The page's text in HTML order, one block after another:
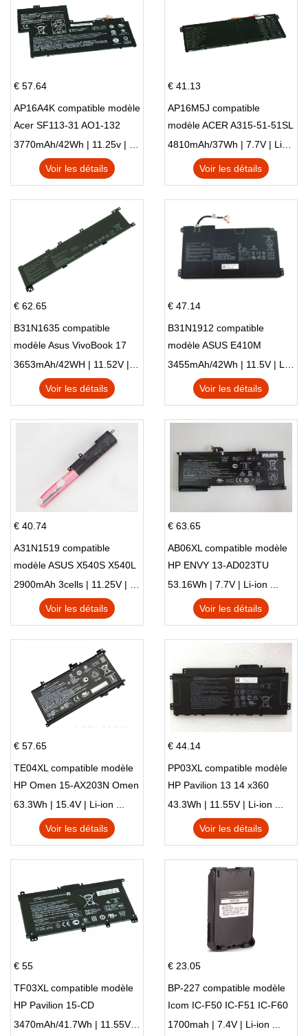
€ 57.64
AP16A4K compatible modèle
Acer SF113-31 AO1-132
NE132
3770mAh/42Wh | 11.25v | Li-ion ...
Voir les détails
€ 41.13
AP16M5J compatible
modèle ACER A315-51-51SL
N17Q1 SERIES
4810mAh/37Wh | 7.7V | Li-ion ...
Voir les détails
€ 62.65
B31N1635 compatible
modèle Asus VivoBook 17
X705NC X705UA X705UV
X705UN X705UD
3653mAh/42WH | 11.52V | Li-ion ...
Voir les détails
€ 47.14
B31N1912 compatible
modèle ASUS E410M
E410MA L410MA
3455mAh/42Wh | 11.5V | Li-ion ...
Voir les détails
€ 40.74
A31N1519 compatible
modèle ASUS X540S X540L
X540LA-SI302 X540SA
X540S
2900mAh 3cells | 11.25V | Li-ion ...
Voir les détails
€ 63.65
AB06XL compatible modèle
HP ENVY 13-AD023TU
HSTNN-DB8C 921438-855
TPN-I128
53.16Wh | 7.7V | Li-ion ...
Voir les détails
€ 57.65
TE04XL compatible modèle
HP Omen 15-AX203N Omen
15 Series Pavilion 15 Series
63.3Wh | 15.4V | Li-ion ...
Voir les détails
€ 44.14
PP03XL compatible modèle
HP Pavilion 13 14 x360
L83388-AC1 L83388-421
HSTNN-LB8S M01118-421
M01144-005 13-BB 14-DV
43.3Wh | 11.55V | Li-ion ...
Voir les détails
€ 55
TF03XL compatible modèle
HP Pavilion 15-CD
3470mAh/41.7Wh | 11.55V | Li-ion ...
€ 23.05
BP-227 compatible modèle
Icom IC-F50 IC-F51 IC-F60
IC-F61 IC-M87
1700mah | 7.4V | Li-ion ...